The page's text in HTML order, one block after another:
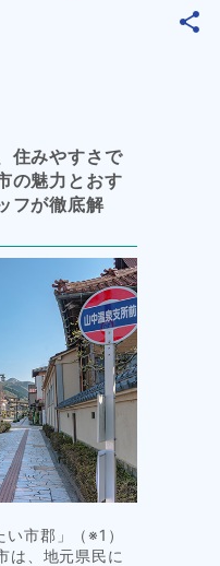
ス
タ
イ
ル
住みやすさで
の魅力とおす
フが徹底解
市郡」（※1）
は、地元県民に